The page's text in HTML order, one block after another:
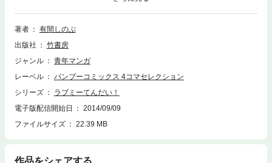
著者
有間しのぶ
出版社
竹書房
ジャンル
青年マンガ
レーベル
バンブーコミックス 4コマセレクション
シリーズ
ラブミーてんだい！
電子版配信開始日
2014/09/09
ファイルサイズ
22.39 MB
作品をシェアする